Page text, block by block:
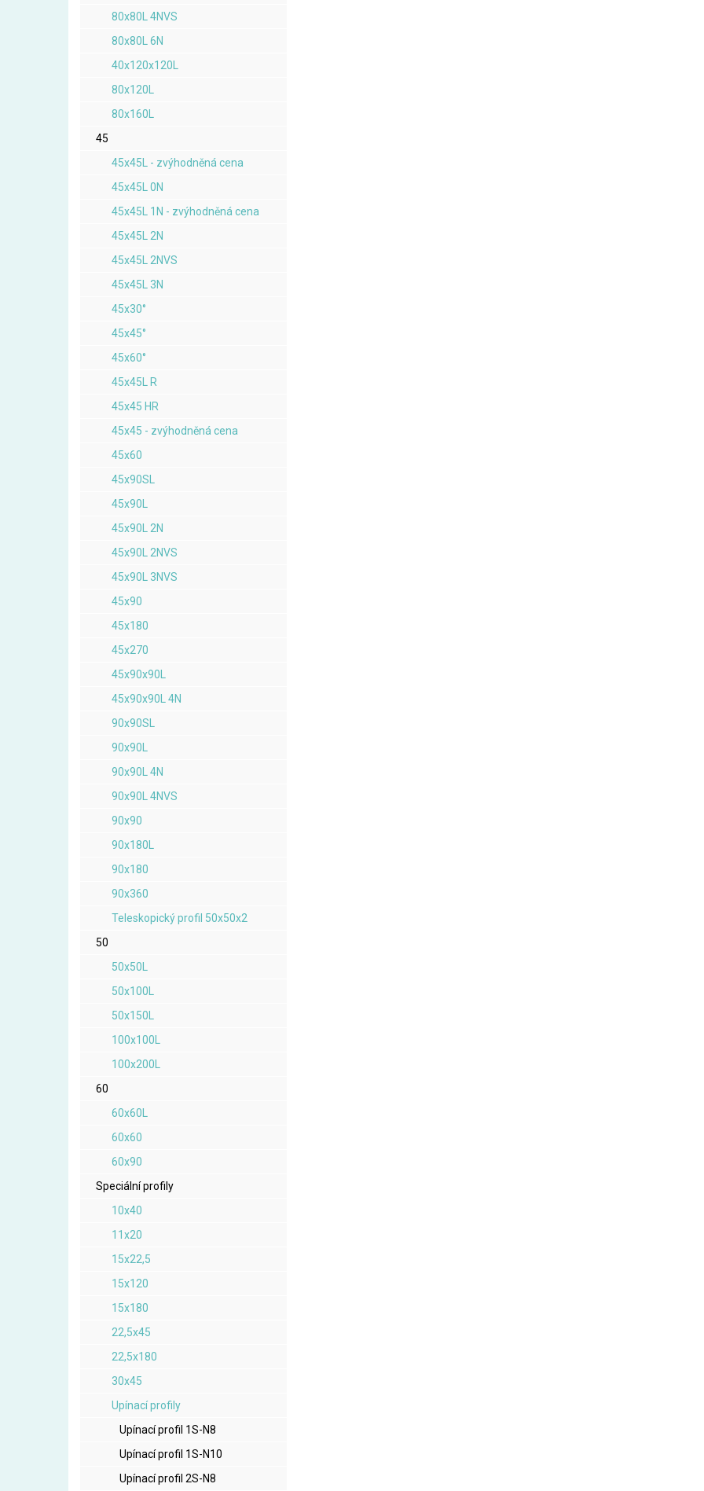
80x80L 4NVS
80x80L 6N
40x120x120L
80x120L
80x160L
45
45x45L - zvýhodněná cena
45x45L 0N
45x45L 1N - zvýhodněná cena
45x45L 2N
45x45L 2NVS
45x45L 3N
45x30°
45x45°
45x60°
45x45L R
45x45 HR
45x45 - zvýhodněná cena
45x60
45x90SL
45x90L
45x90L 2N
45x90L 2NVS
45x90L 3NVS
45x90
45x180
45x270
45x90x90L
45x90x90L 4N
90x90SL
90x90L
90x90L 4N
90x90L 4NVS
90x90
90x180L
90x180
90x360
Teleskopický profil 50x50x2
50
50x50L
50x100L
50x150L
100x100L
100x200L
60
60x60L
60x60
60x90
Speciální profily
10x40
11x20
15x22,5
15x120
15x180
22,5x45
22,5x180
30x45
Upínací profily
Upínací profil 1S-N8
Upínací profil 1S-N10
Upínací profil 2S-N8